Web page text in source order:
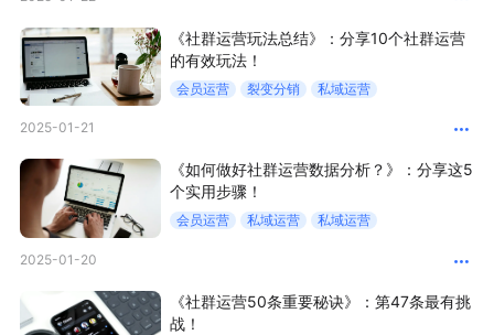
私域课程 新零售内参
增长俱乐部 有赞商盟
商家社区 社群交流
入驻有赞
《社群运营玩法总结》：分享10个社群运营
的有效玩法！
会员运营 裂变分销 私域运营
2025-01-21
《如何做好社群运营数据分析？》：分享这5
个实用步骤！
会员运营 私域运营 私域运营
2025-01-20
《社群运营50条重要秘诀》：第47条最有挑
战！